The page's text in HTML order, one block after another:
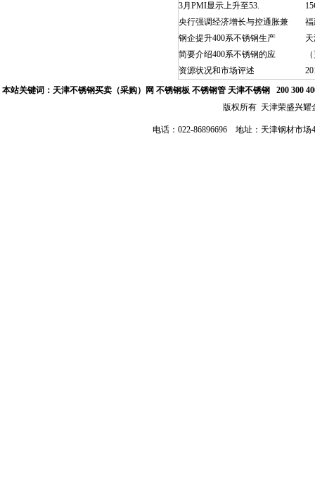
3月PMI显示上升至53.
央行强调经济增长与控通胀兼
钢企提升400系不锈钢生产
简要介绍400系不锈钢的应
资源状况和市场评述
本站关键词： 天津不锈钢买卖（采购）网 不锈钢板 不锈钢管 天津不锈钢
200 300
版权所有 天津荣盛兴
电话：022-86896696 地址：天津钢材市